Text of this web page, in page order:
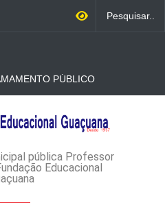
PÚBLICO
DE
pública Professor
Educacional